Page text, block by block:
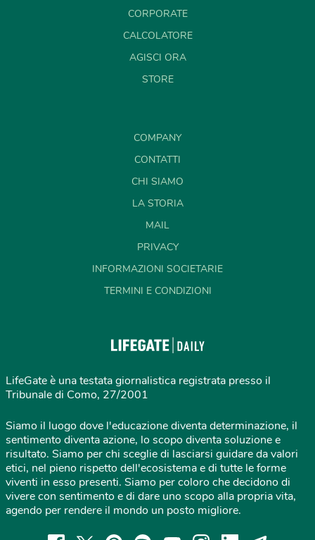
CORPORATE
CALCOLATORE
AGISCI ORA
STORE
COMPANY
CONTATTI
CHI SIAMO
LA STORIA
MAIL
PRIVACY
INFORMAZIONI SOCIETARIE
TERMINI E CONDIZIONI
LifeGate è una testata giornalistica registrata presso il
Tribunale di Como, 27/2001
Siamo il luogo dove l'educazione diventa determinazione, il
sentimento diventa azione, lo scopo diventa soluzione e
risultato. Siamo per chi sceglie di lasciarsi guidare da valori
etici, nel pieno rispetto dell'ecosistema e di tutte le forme
viventi in esso presenti. Siamo per coloro che decidono di
vivere con sentimento e di dare uno scopo alla propria vita,
agendo per rendere il mondo un posto migliore.